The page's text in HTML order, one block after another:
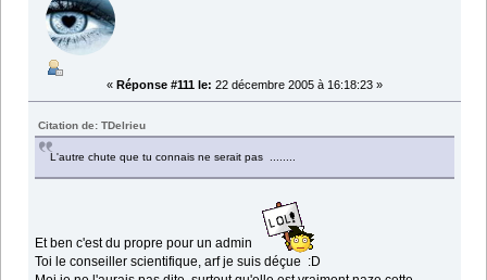
« Réponse #111 le: 22 décembre 2005 à 16:18:23 »
Citation de: TDelrieu
L'autre chute que tu connais ne serait pas ........
Et ben c'est du propre pour un admin
Toi le conseiller scientifique, arf je suis déçue :D